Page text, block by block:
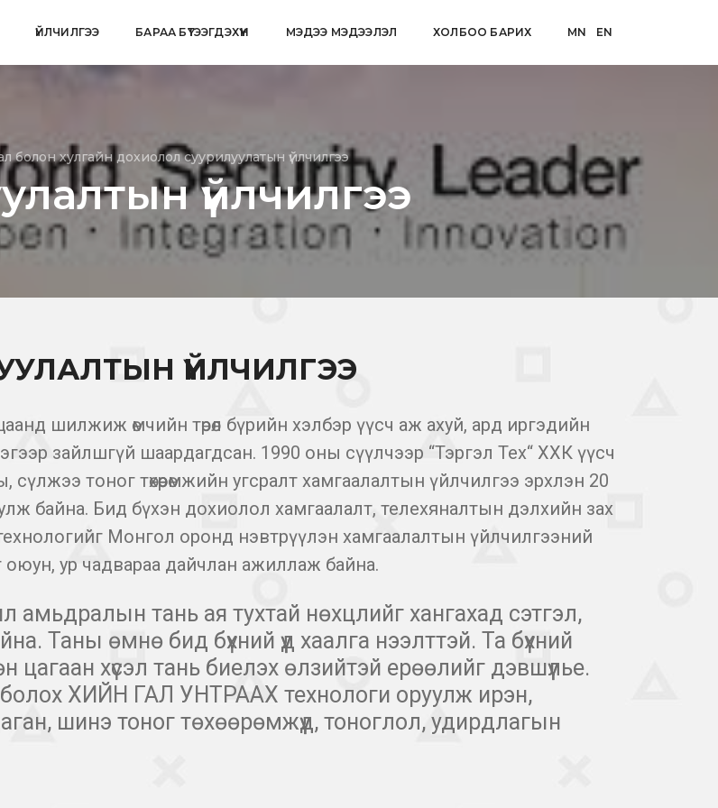
ҮЙЛЧИЛГЭЭ БАРАА БҮТЭЭГДЭХҮҮН МЭДЭЭ МЭДЭЭЛЭЛ ХОЛБОО БАРИХ MN EN
болон хулгайн дохиолол суурилуулатын үйлчилгээ
үйлчилгээ
ҮЙЛЧИЛГЭЭ
шилжиж өмчийн төрөл бүрийн хэлбэр үүсч аж ахуй, ард иргэдийн
зайлшгүй шаардагдсан. 1990 оны сүүлчээр “Тэргэл Тех“ ХХК үүсч
тоног төхөөрөмжийн угсралт хамгаалалтын үйлчилгээ эрхлэн 20
байна. Бид бүхэн дохиолол хамгаалалт, телехяналтын дэлхийн зах
Монгол оронд нэвтрүүлэн хамгаалалтын үйлчилгээний
ур чадвараа дайчлан ажиллаж байна.
амьдралын тань ая тухтай нөхцлийг хангахад сэтгэл,
Таны өмнө бид бүхний үүд хаалга нээлттэй. Та бүхний
хүсэл тань биелэх өлзийтэй ерөөлийг дэвшүүлье.
ХИЙН ГАЛ УНТРААХ технологи оруулж ирэн,
шинэ тоног төхөөрөмжүүд, тоноглол, удирдлагын